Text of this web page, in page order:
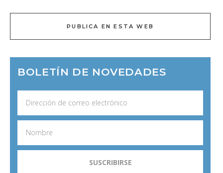
PUBLICA EN ESTA WEB
BOLETÍN DE NOVEDADES